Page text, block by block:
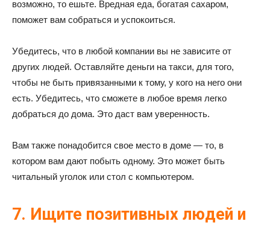
возможно, то ешьте. Вредная еда, богатая сахаром,
поможет вам собраться и успокоиться.
Убедитесь, что в любой компании вы не зависите от
других людей. Оставляйте деньги на такси, для того,
чтобы не быть привязанными к тому, у кого на него они
есть. Убедитесь, что сможете в любое время легко
добраться до дома. Это даст вам уверенность.
Вам также понадобится свое место в доме — то, в
котором вам дают побыть одному. Это может быть
читальный уголок или стол с компьютером.
7. Ищите позитивных людей и